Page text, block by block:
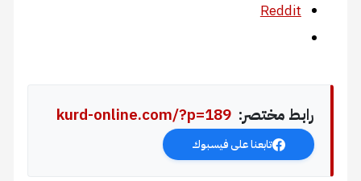
Reddit
رابط مختصر: kurd-online.com/?p=189
تابعنا على فيسبوك